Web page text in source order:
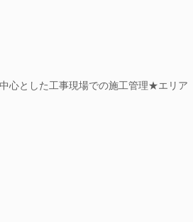
心とした工事現場での施工管理★エリア